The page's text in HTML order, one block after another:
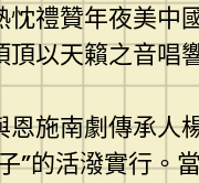
禮贊年夜美
以天籟之音
施南劇傳承
”的活潑實行。